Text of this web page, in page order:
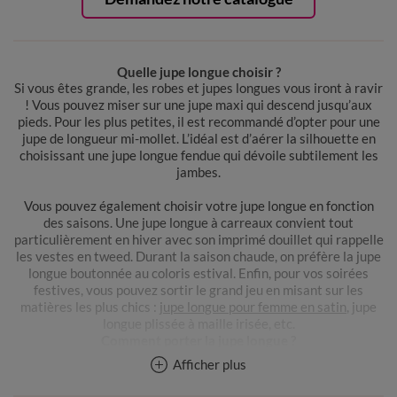
Quelle jupe longue choisir ?
Si vous êtes grande, les robes et jupes longues vous iront à ravir
! Vous pouvez miser sur une jupe maxi qui descend jusqu’aux
pieds. Pour les plus petites, il est recommandé d’opter pour une
jupe de longueur mi-mollet. L’idéal est d’aérer la silhouette en
choisissant une jupe longue fendue qui dévoile subtilement les
jambes.
Vous pouvez également choisir votre jupe longue en fonction
des saisons. Une jupe longue à carreaux convient tout
particulièrement en hiver avec son imprimé douillet qui rappelle
les vestes en tweed. Durant la saison chaude, on préfère la jupe
longue boutonnée au coloris estival. Enfin, pour vos soirées
festives, vous pouvez sortir le grand jeu en misant sur les
matières les plus chics : jupe longue pour femme en satin , jupe
La jupe longue permet de composer différents types de looks au
gré de vos envies. Disponible de la taille 34 à 58, elle fait partie
Afficher plus